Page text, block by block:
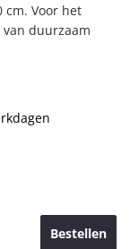
cm. Voor het
duurzaam
Bestellen